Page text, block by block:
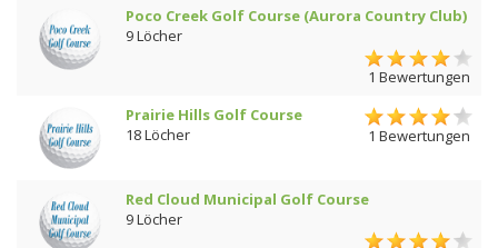
Poco Creek Golf Course (Aurora Country Club)
9 Löcher
1 Bewertungen
Prairie Hills Golf Course
18 Löcher
1 Bewertungen
Red Cloud Municipal Golf Course
9 Löcher